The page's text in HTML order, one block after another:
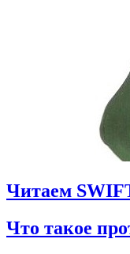
Читаем
Что такое